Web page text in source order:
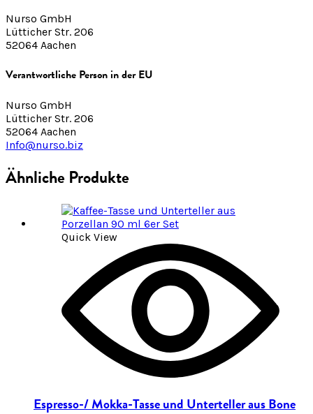
Nurso GmbH
Lütticher Str. 206
52064 Aachen
Verantwortliche Person in der EU
Nurso GmbH
Lütticher Str. 206
52064 Aachen
Info@nurso.biz
Ähnliche Produkte
Quick View
Espresso-/ Mokka-Tasse und Unterteller aus Bone